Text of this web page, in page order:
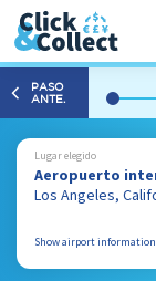
PASO
ANTE.
Lugar elegido
Aeropuerto
Los Angeles,
Show airport information
1 World Way